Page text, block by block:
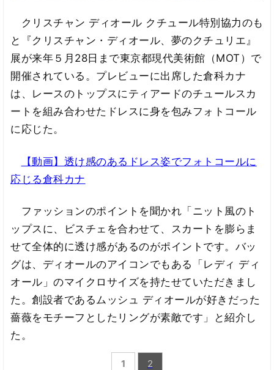
クリスチャン ディオール クチュール特別協力のも
と『クリスチャン・ディオール、夢のクチュリエ』
展が来年５月28日まで東京都現代美術館（MOT）で
開催されている。プレビューに出席した倉科カナ
は、レースのトップスにティアードのチュールスカ
ートを組み合わせたドレスに身を包みフォトコール
に応じた。
【動画】透け感のあるドレス姿でフォトコールに
応じる倉科カナ
ファッションのポイントを聞かれ「ニット風のト
ップスに、ビスチェを合わせて、スカートを膨らま
せて全体的に透け感があるのがポイントです。バッ
グは、ディオールのアイコンでもある「レディ ディ
オール」のマイクロサイズを持たせていただきまし
た。創設者であるムッシュ ディオールが好きだった
薔薇をモチーフとしたリングが素敵です」と紹介し
た。
1 2